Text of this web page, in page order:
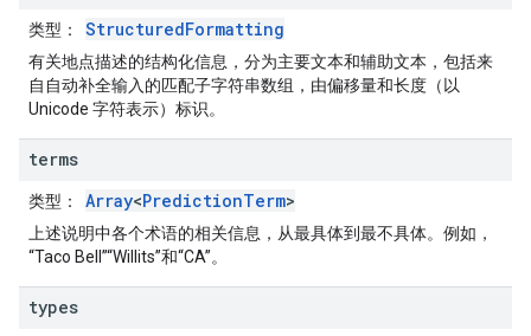
类型 ： StructuredFormatting
有关地点描述的结构化信息，分为主要文本和辅助文本，包括来
自自动补全输入的匹配子字符串数组，由偏移量和长度（以
Unicode 字符表示）标识。
terms
类型 ： Array<PredictionTerm>
上述说明中各个术语的相关信息，从最具体到最不具体。例如，
“Taco Bell”“Willits”和“CA”。
types